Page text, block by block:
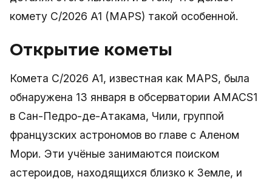
комету C/2026 A1 (MAPS) такой особенной.
Открытие кометы
Комета C/2026 A1, известная как MAPS, была
обнаружена 13 января в обсерватории AMACS1
в Сан-Педро-де-Атакама, Чили, группой
французских астрономов во главе с Аленом
Мори. Эти учёные занимаются поиском
астероидов, находящихся близко к Земле, и